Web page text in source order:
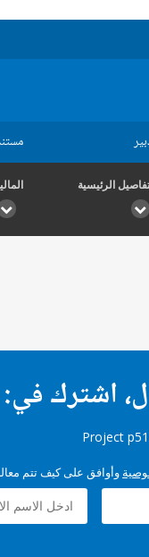
الرئيسية
اشترك في:
وأوافق على كيف تتم